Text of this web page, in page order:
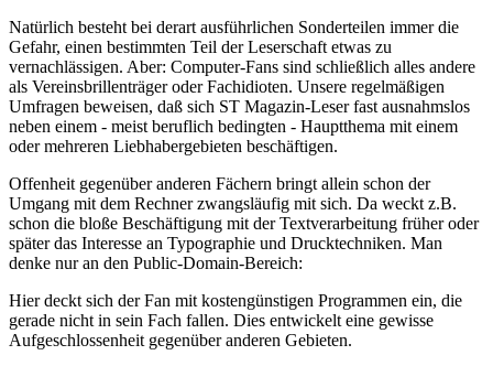
Natürlich besteht bei derart ausführlichen Sonderteilen immer die
Gefahr, einen bestimmten Teil der Leserschaft etwas zu
vernachlässigen. Aber: Computer-Fans sind schließlich alles andere
als Vereinsbrillenträger oder Fachidioten. Unsere regelmäßigen
Umfragen beweisen, daß sich ST Magazin-Leser fast ausnahmslos
neben einem - meist beruflich bedingten - Hauptthema mit einem
oder mehreren Liebhabergebieten beschäftigen.
Offenheit gegenüber anderen Fächern bringt allein schon der
Umgang mit dem Rechner zwangsläufig mit sich. Da weckt z.B.
schon die bloße Beschäftigung mit der Textverarbeitung früher oder
später das Interesse an Typographie und Drucktechniken. Man
denke nur an den Public-Domain-Bereich:
Hier deckt sich der Fan mit kostengünstigen Programmen ein, die
gerade nicht in sein Fach fallen. Dies entwickelt eine gewisse
Aufgeschlossenheit gegenüber anderen Gebieten.